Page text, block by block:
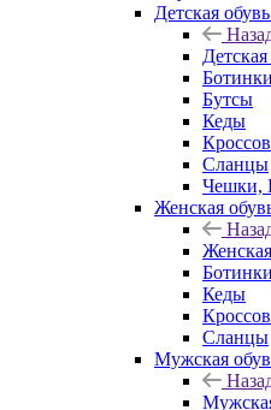
Детская обувь
Бутсы
Кеды
Сланцы
Чешки,
Женская
Кеды
Сланцы
Мужская